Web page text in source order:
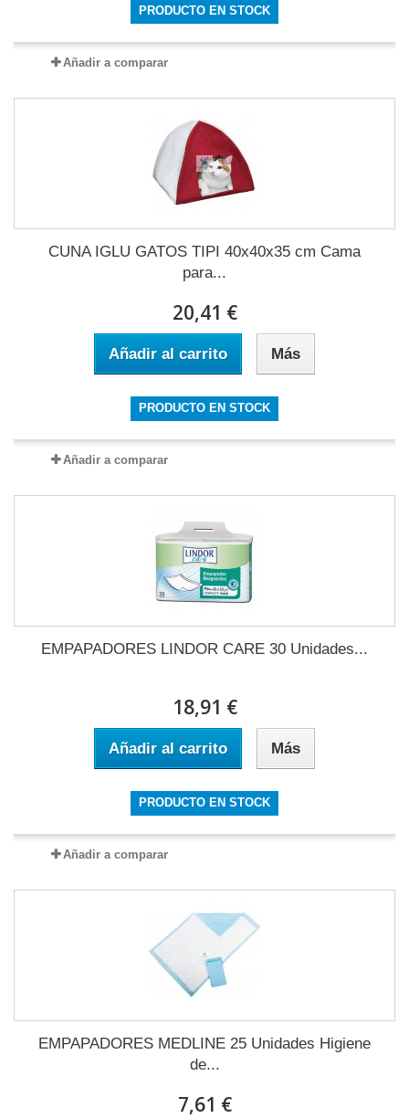
PRODUCTO EN STOCK
Añadir a comparar
CUNA IGLU GATOS TIPI 40x40x35 cm Cama
para...
20,41 €
Añadir al carrito Más
PRODUCTO EN STOCK
Añadir a comparar
EMPAPADORES LINDOR CARE 30 Unidades...
18,91 €
Añadir al carrito Más
PRODUCTO EN STOCK
Añadir a comparar
EMPAPADORES MEDLINE 25 Unidades Higiene
de...
7,61 €